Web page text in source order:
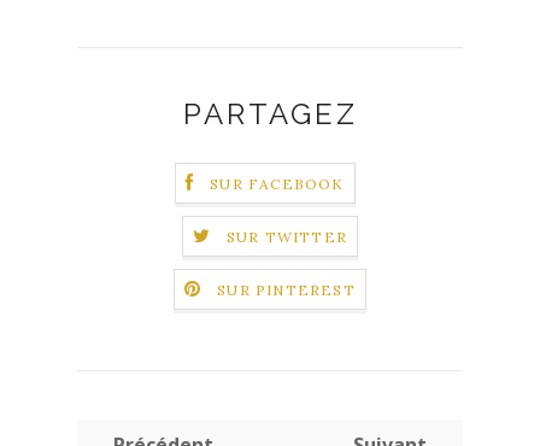
PARTAGEZ
SUR FACEBOOK
SUR TWITTER
SUR PINTEREST